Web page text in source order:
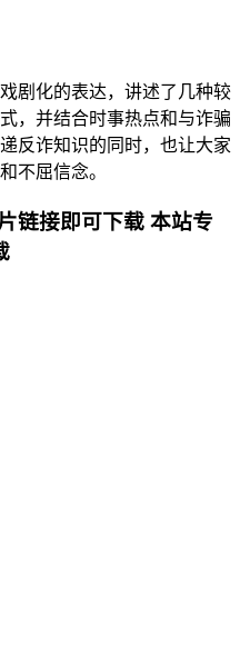
化的表达，讲述了几种较
，并结合时事热点和与诈骗
反诈知识的同时，也让大家
不屈信念。
链接即可下载 本站专